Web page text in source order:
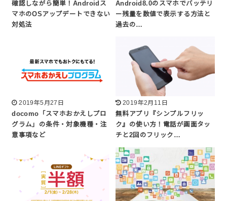
確認しながら簡単！Androidス
マホのOSアップデートできない
対処法
Android8.0のスマホでバッテリ
ー残量を数値で表示する方法と
過去の…
2019年5月27日
docomo「スマホおかえしプロ
グラム」の条件・対象機種・注
意事項など
2019年2月11日
無料アプリ『シンプルフリッ
ク』の使い方！電話が画面タッ
チと2回のフリック…